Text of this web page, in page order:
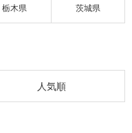
栃木県 茨城県
人気順